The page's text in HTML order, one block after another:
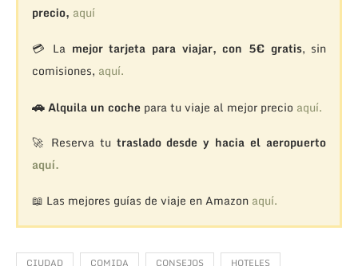
precio, aquí
💳 La mejor tarjeta para viajar, con 5€ gratis, sin
comisiones, aquí.
🚗Alquila un coche para tu viaje al mejor precio aquí.
🚀 Reserva tu traslado desde y hacia el aeropuerto
aquí.
📖 Las mejores guías de viaje en Amazon aquí.
CIUDAD COMIDA CONSEJOS HOTELES